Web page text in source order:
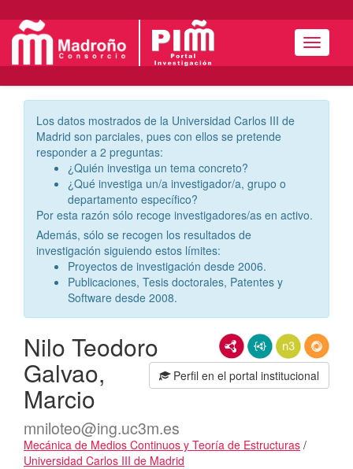
Menú
Los datos mostrados de la Universidad Carlos III de
Madrid son parciales, pues con ellos se pretende
responder a 2 preguntas:
¿Quién investiga un tema concreto?
¿Qué investiga un/a investigador/a, grupo o
departamento específico?
Por esta razón sólo recoge investigadores/as en activo.
Además, sólo se recogen los resultados de
investigación siguiendo estos límites:
Proyectos de investigación desde 2006.
Publicaciones, Tesis doctorales, Patentes y
Software desde 2008.
RDF/XMLJSON-LDN3/Turtle
Perfil en el portal institucional
Nilo Teodoro
Galvao,
Marcio
mniloteo@ing.uc3m.es
Mecánica de Medios Continuos y Teoría de Estructuras /
Universidad Carlos III de Madrid